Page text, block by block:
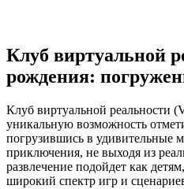
Клуб виртуальной
рождения:
Клуб виртуальной реальности
уникальную возможность
погрузившись в удивительные
приключения, не выходя из
развлечение подойдет как
широкий спектр игр и